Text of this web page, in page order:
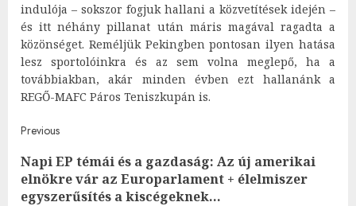
indulója – sokszor fogjuk hallani a közvetítések idején –
és itt néhány pillanat után máris magával ragadta a
közönséget. Reméljük Pekingben pontosan ilyen hatása
lesz sportolóinkra és az sem volna meglepő, ha a
továbbiakban, akár minden évben ezt hallanánk a
REGŐ-MAFC Páros Teniszkupán is.
Post
navigation
Previous
Napi EP témái és a gazdaság: Az új amerikai
elnökre vár az Europarlament + élelmiszer
egyszerűsítés a kiscégeknek…